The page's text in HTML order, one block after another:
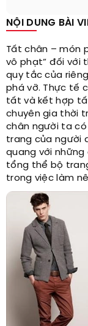
NỘI DUNG BÀI
Tất chân – món
vô phạt” đối với
quy tắc của
phá vỡ. Thực tế
tất và kết hợp
chuyên gia thời
chân người ta
trang của người
quang với
tổng thể bộ
trong việc làm